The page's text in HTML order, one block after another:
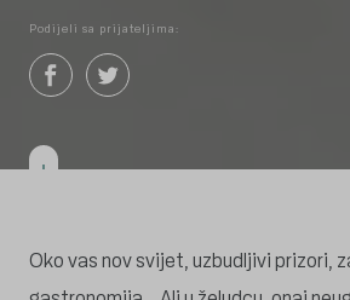
Podijeli sa prijateljima:
Oko vas nov svijet, uzbudljivi prizori,